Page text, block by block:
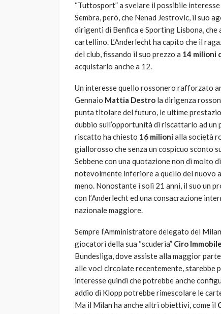
“Tuttosport” a svelare il possibile
Sembra, però, che Nenad Jestrovic, il suo
dirigenti di Benfica e Sporting Lisbona,
cartellino. L’Anderlecht ha capito che il
del club, fissando il suo prezzo a 14 milioni
acquistarlo anche a 12.
Un interesse quello rossonero rafforzato
Gennaio Mattia Destro la dirigenza
punta titolare del futuro, le ultime
dubbio sull’opportunità di riscattarlo ad un
riscatto ha chiesto 16 milionialla società
giallorosso che senza un cospicuo sconto
Sebbene con una quotazione non di molto
notevolmente inferiore a quello del nuovo
meno. Nonostante i soli 21 anni, il suo un
con l’Anderlecht ed una consacrazione
nazionale maggiore.
Sempre l’Amministratore delegato del
giocatori della sua “scuderia” Ciro Immobile
Bundesliga, dove assiste alla maggior
alle voci circolate recentemente, starebbe
interesse quindi che potrebbe anche
addio di Klopp potrebbe rimescolare le
Ma il Milan ha anche altri obiettivi, come il